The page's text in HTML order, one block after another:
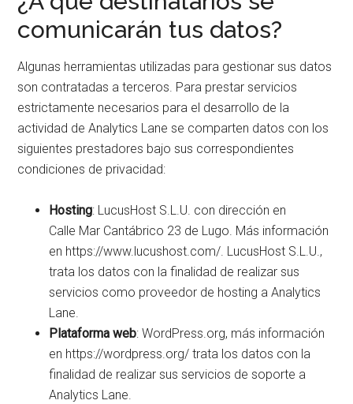
comunicarán tus datos?
Algunas herramientas utilizadas para gestionar sus datos
son contratadas a terceros. Para prestar servicios
estrictamente necesarios para el desarrollo de la
actividad de Analytics Lane se comparten datos con los
siguientes prestadores bajo sus correspondientes
condiciones de privacidad:
Hosting: LucusHost S.L.U. con dirección en
Calle Mar Cantábrico 23 de Lugo. Más información
en https://www.lucushost.com/. LucusHost S.L.U.,
trata los datos con la finalidad de realizar sus
servicios como proveedor de hosting a Analytics
Lane.
Plataforma web: WordPress.org, más información
en https://wordpress.org/ trata los datos con la
finalidad de realizar sus servicios de soporte a
Analytics Lane.